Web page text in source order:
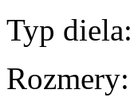
Typ diela:
Rozmery: